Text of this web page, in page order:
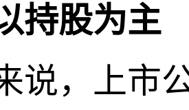
持股为主
说，上市